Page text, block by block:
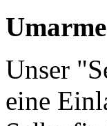
Unser
eine